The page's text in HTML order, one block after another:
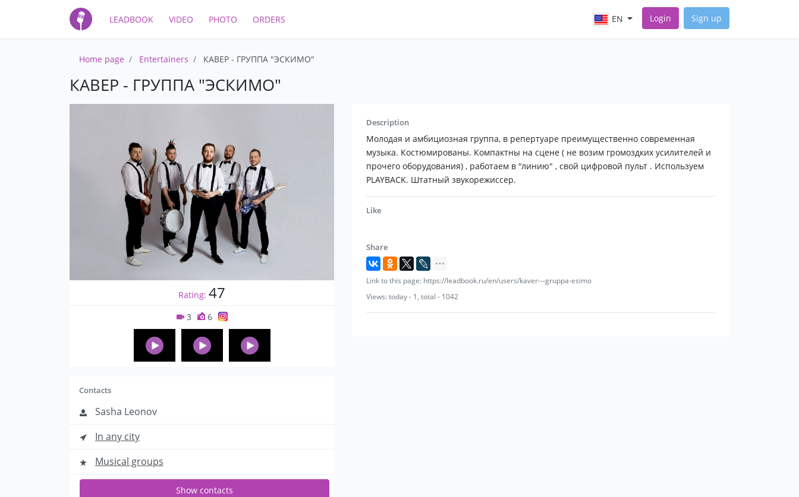
LEADBOOK VIDEO PHOTO ORDERS EN Login Sign up
Home page Entertainers КАВЕР - ГРУППА "ЭСКИМО"
КАВЕР - ГРУППА "ЭСКИМО"
Rating: 47
3 6
Contacts
Sasha Leonov
In any city
Musical groups
Show contacts
Description
Молодая и амбициозная группа, в репертуаре преимущественно современная
музыка. Костюмированы. Компактны на сцене ( не возим громоздких усилителей и
прочего оборудования) , работаем в "линию" , свой цифровой пульт . Используем
PLAYBACK. Штатный звукорежиссер.
Like
Share
Link to this page: https://leadbook.ru/en/users/kaver---gruppa-esimo
Views: today - 1, total - 1042